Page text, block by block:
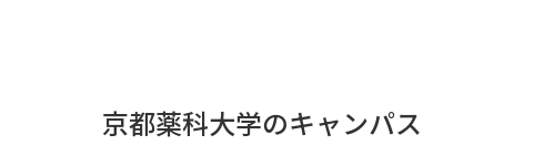
京都薬科大学のキャンパス